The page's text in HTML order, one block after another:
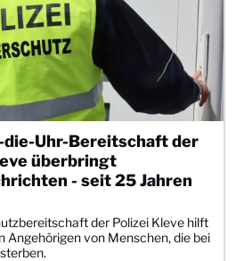
die-Uhr-Bereitschaft der
überbringt
- seit 25 Jahren
der Polizei Kleve hilft
Angehörigen von Menschen, die bei